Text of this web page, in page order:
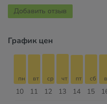
Добавить отзыв
График цен
10
пн
11
вт
12
ср
13
чт
14
пт
15
сб